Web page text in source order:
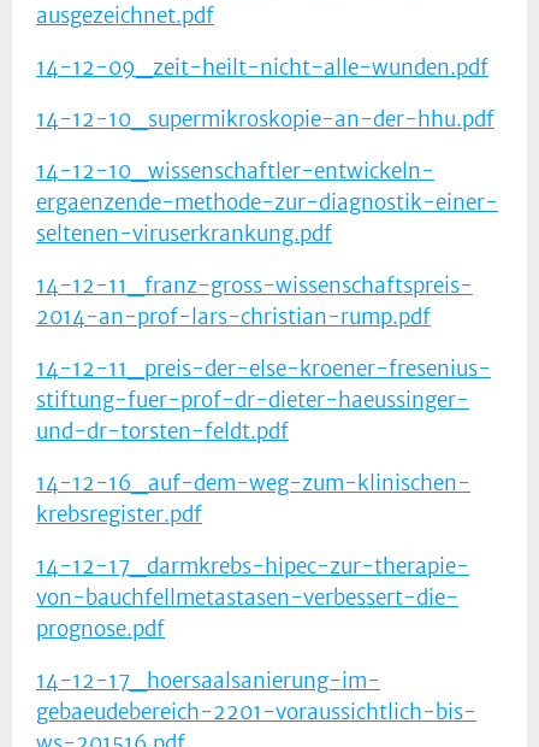
ausgezeichnet.pdf
14-12-09_zeit-heilt-nicht-alle-wunden.pdf
14-12-10_supermikroskopie-an-der-hhu.pdf
14-12-10_wissenschaftler-entwickeln-
ergaenzende-methode-zur-diagnostik-einer-
seltenen-viruserkrankung.pdf
14-12-11_franz-gross-wissenschaftspreis-
2014-an-prof-lars-christian-rump.pdf
14-12-11_preis-der-else-kroener-fresenius-
stiftung-fuer-prof-dr-dieter-haeussinger-
und-dr-torsten-feldt.pdf
14-12-16_auf-dem-weg-zum-klinischen-
krebsregister.pdf
14-12-17_darmkrebs-hipec-zur-therapie-
von-bauchfellmetastasen-verbessert-die-
prognose.pdf
14-12-17_hoersaalsanierung-im-
gebaeudebereich-2201-voraussichtlich-bis-